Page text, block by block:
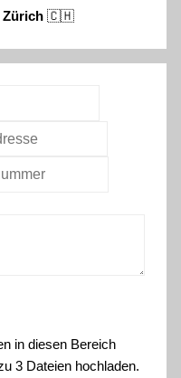
🇨🇭
in diesen Bereich
3 Dateien hochladen.